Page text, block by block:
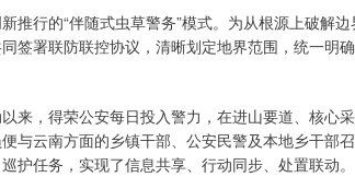
推行的“伴随式虫草警务”模式。为从根源上破解
签署联防联控协议，清晰划定地界范围，统一明
来，得荣公安每日投入警力，在进山要道、核心
与云南方面的乡镇干部、公安民警及本地乡干部
护任务，实现了信息共享、行动同步、处置联动。